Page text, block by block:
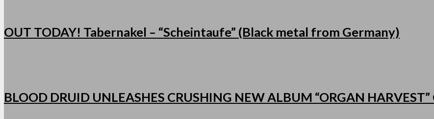
OUT TODAY! Tabernakel – “Scheintaufe” (Black metal from Germany)
BLOOD DRUID UNLEASHES CRUSHING NEW ALBUM “ORGAN